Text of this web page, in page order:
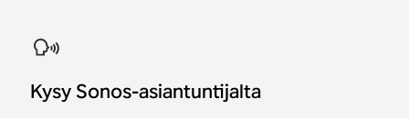
Kysy Sonos-asiantuntijalta